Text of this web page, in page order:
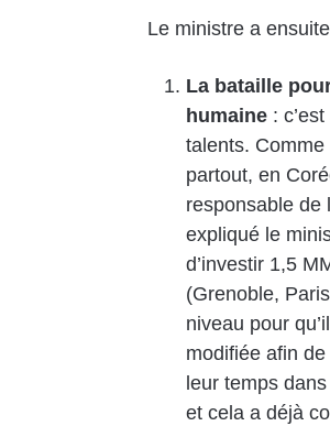
Le ministre a
La bataille
humaine: c’est
talents.
partout, en
responsable de
expliqué le
d’investir 1,5
(Grenoble,
niveau pour
modifiée afin
leur temps
et cela a déjà